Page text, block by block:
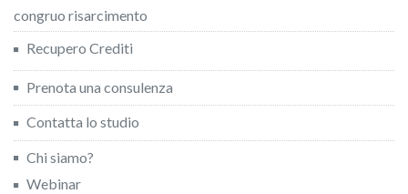
congruo risarcimento
Recupero Crediti
Prenota una consulenza
Contatta lo studio
Chi siamo?
Webinar